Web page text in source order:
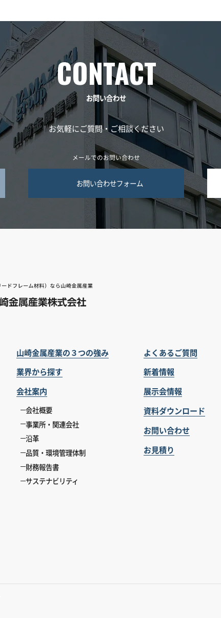
お問い合わせ
お気軽にご質問・ご相談ください
メールでのお問い合わせ
お問い合わせフォーム
山崎金属産業の３つの強み
業界から探す
会社案内
会社概要
事業所・関連会社
沿革
品質・環境管理体制
財務報告書
サステナビリティ
よくあるご質問
新着情報
展示会情報
資料ダウンロード
お問い合わせ
お見積り